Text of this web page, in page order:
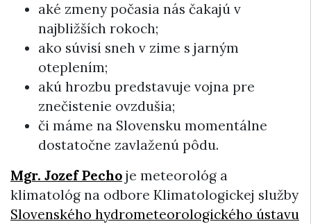
aké zmeny počasia nás čakajú v
najbližších rokoch;
ako súvisí sneh v zime s jarným
oteplením;
akú hrozbu predstavuje vojna pre
znečistenie ovzdušia;
či máme na Slovensku momentálne
dostatočne zavlaženú pôdu.
Mgr. Jozef Pecho je meteorológ a
klimatológ na odbore Klimatologickej služby
Slovenského hydrometeorologického ústavu